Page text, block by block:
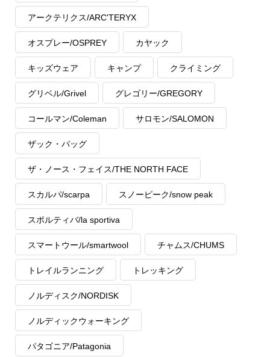
アークテリクス/ARC'TERYX
オスプレー/OSPREY カヤック
キッズウェア キャンプ クライミング
グリベル/Grivel グレゴリー/GREGORY
コールマン/Coleman サロモン/SALOMON
ザック・バッグ
ザ・ノース・フェイス/THE NORTH FACE
スカルパ/scarpa スノーピーク/snow peak
スポルティバ/la sportiva
スマートウール/smartwool チャムス/CHUMS
トレイルランニング トレッキング
ノルディスク/NORDISK
ノルディックウォーキング
パタゴニア/Patagonia